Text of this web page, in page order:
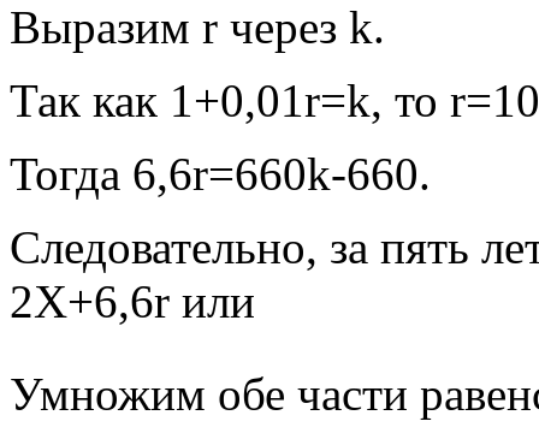
Выразим r через k.
Так как 1+0,01r=k, то
Тогда 6,6r=660k-660.
Следовательно, за пять
2X+6,6r или
Умножим обе части